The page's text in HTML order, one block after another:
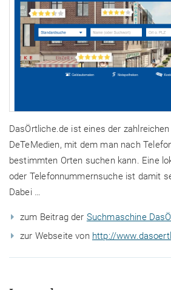
DasÖrtliche.de ist eines der
DeTeMedien, mit dem man nach
bestimmten Orten suchen kann. Eine
oder Telefonnummernsuche ist damit
Dabei …
zum Beitrag der Suchmaschine
zur Webseite von http://